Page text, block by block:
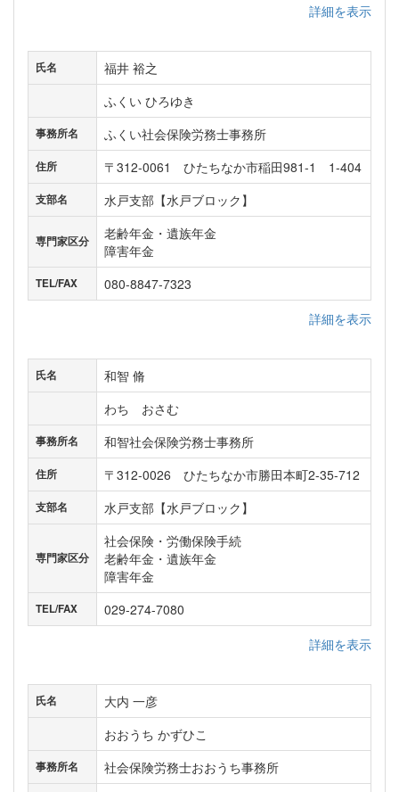
詳細を表示
氏名
福井 裕之
ふくい ひろゆき
事務所名 ふくい社会保険労務士事務所
住所 〒312-0061 ひたちなか市稲田981-1 1-404
支部名 水戸支部【水戸ブロック】
専門家区分
老齢年金・遺族年金
障害年金
TEL/FAX
080-8847-7323
詳細を表示
氏名
和智 脩
わち おさむ
事務所名 和智社会保険労務士事務所
住所 〒312-0026 ひたちなか市勝田本町2-35-712
支部名 水戸支部【水戸ブロック】
専門家区分
社会保険・労働保険手続
老齢年金・遺族年金
障害年金
TEL/FAX
029-274-7080
詳細を表示
氏名
大内 一彦
おおうち かずひこ
事務所名
社会保険労務士おおうち事務所